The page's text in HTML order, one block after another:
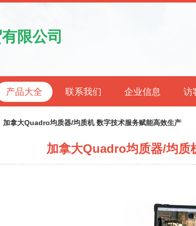
限公司
产品大全 联系我们 企业信息 访
加拿大Quadro均质器/均质机 数字技术服务赋能高效生产
加拿大Quadro均质器/均质